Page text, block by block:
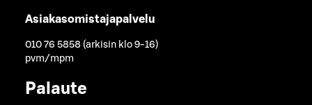
Asiakasomistajapalvelu
010 76 5858 (arkisin klo 9-16)
pvm/mpm
Palaute